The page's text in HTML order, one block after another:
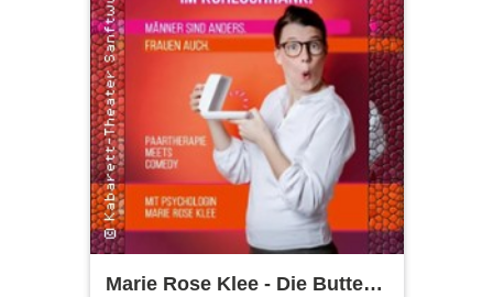
Marie Rose Klee - Die Butter